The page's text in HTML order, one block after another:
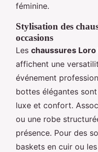
féminine.
Stylisation des
occasions
Les chaussures
affichent une
événement
bottes élégantes
luxe et confort.
ou une robe
présence. Pour des
baskets en cuir ou